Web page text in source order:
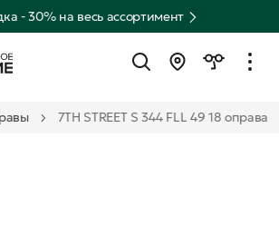
- 30% на весь ассортимент
7TH STREET S 344 FLL 49 18 оправа